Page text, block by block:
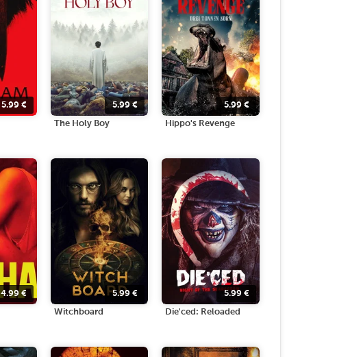
5.99€ 5.99€
The Holy Boy
5.99€
Hippo's Revenge
4.99€ 5.99 €
Witchboard
5.99€
Die'ced: Reloaded